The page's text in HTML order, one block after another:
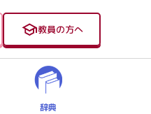
教員の方へ
辞典